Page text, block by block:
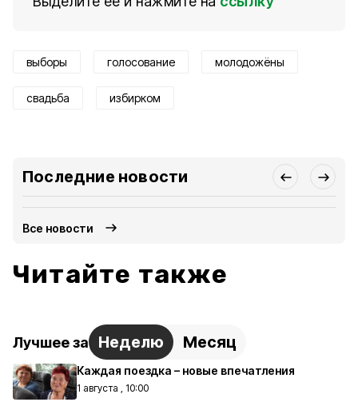
выборы голосование молодожёны
свадьба избирком
Последние новости
Все новости
Читайте также
Лучшее за Неделю Месяц
Каждая поездка – новые впечатления
1 августа , 10:00